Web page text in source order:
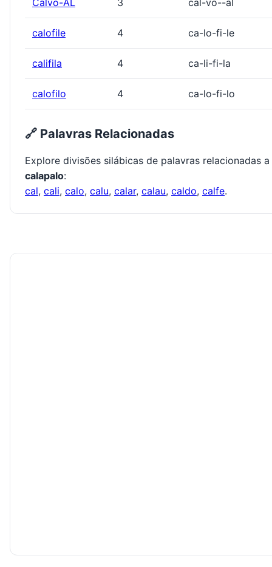
Calvo-AL 3 cal-vo--al
calofile 4 ca-lo-fi-le
califila 4 ca-li-fi-la
calofilo 4 ca-lo-fi-lo
🔗 Palavras Relacionadas
Explore divisões silábicas de palavras relacionadas a
calapalo:
cal, cali, calo, calu, calar, calau, caldo, calfe.